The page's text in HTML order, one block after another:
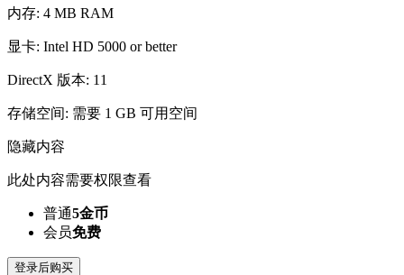
内存: 4 MB RAM
显卡: Intel HD 5000 or better
DirectX 版本: 11
存储空间: 需要 1 GB 可用空间
隐藏内容
此处内容需要权限查看
普通5金币
会员免费
登录后购买